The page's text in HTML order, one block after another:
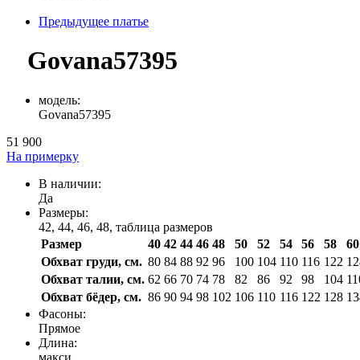
Предыдущее платье
Govana57395
модель:
Govana57395
51 900
На примерку
В наличии:
Да
Размеры:
42, 44, 46, 48, таблица размеров
Размер
40 42 44 46 48 50 52 54 56 58
60
Обхват груди, см. 80 84 88 92 96 100 104 110 116 122
Обхват талии, см. 62 66 70 74 78 82 86 92 98 104
Обхват бёдер, см. 86 90 94 98 102 106 110 116 122 128
Фасоны:
Прямое
Длина:
макси